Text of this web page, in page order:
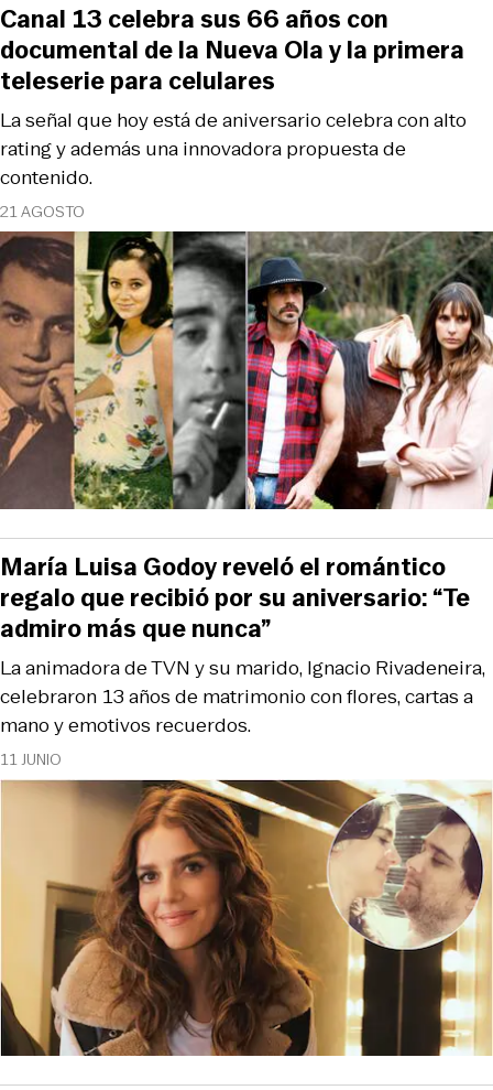
21 AGOSTO
La señal que hoy está de aniversario celebra con alto
rating y además una innovadora propuesta de
contenido.
Canal 13 celebra sus 66 años con
documental de la Nueva Ola y la primera
teleserie para celulares
11 JUNIO
La animadora de TVN y su marido, Ignacio Rivadeneira,
celebraron 13 años de matrimonio con flores, cartas a
mano y emotivos recuerdos.
María Luisa Godoy reveló el romántico
regalo que recibió por su aniversario: “Te
admiro más que nunca”